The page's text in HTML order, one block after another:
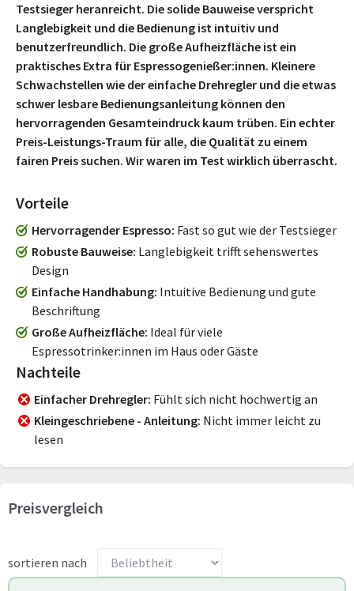
Testsieger heranreicht. Die solide Bauweise verspricht
Langlebigkeit und die Bedienung ist intuitiv und
benutzerfreundlich. Die große Aufheizfläche ist ein
praktisches Extra für Espressogenießer:innen. Kleinere
Schwachstellen wie der einfache Drehregler und die etwas
schwer lesbare Bedienungsanleitung können den
hervorragenden Gesamteindruck kaum trüben. Ein echter
Preis-Leistungs-Traum für alle, die Qualität zu einem
fairen Preis suchen. Wir waren im Test wirklich überrascht.
Vorteile
Hervorragender Espresso Fast so gut wie der Testsieger
Robuste Bauweise Langlebigkeit trifft sehenswertes
Design
Einfache Handhabung Intuitive Bedienung und gute
Beschriftung
Große Aufheizfläche Ideal für viele
Espressotrinker:innen im Haus oder Gäste
Nachteile
Einfacher Drehregler Fühlt sich nicht hochwertig an
Kleingeschriebene - Anleitung Nicht immer leicht zu
lesen
Preisvergleich
sortieren nach